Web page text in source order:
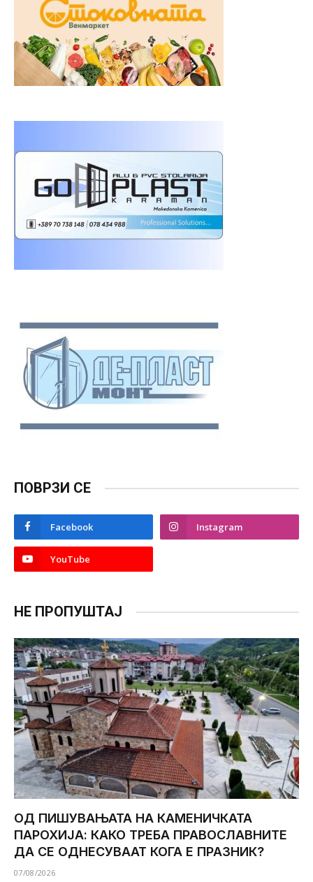
ПОВРЗИ СЕ
Facebook Instagram
YouTube
НЕ ПРОПУШТАЈ
ОД ПИШУВАЊАТА НА КАМЕНИЧКАТА
ПАРОХИЈА: КАКО ТРЕБА ПРАВОСЛАВНИТЕ
ДА СЕ ОДНЕСУВААТ КОГА Е ПРАЗНИК?
07/08/2026